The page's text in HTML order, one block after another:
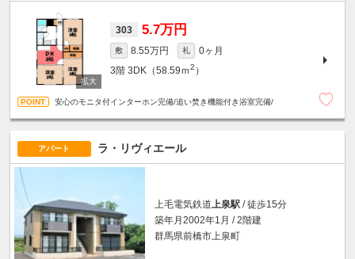
303 5.7万円
敷 8.55万円 礼
0ヶ月
3階 3DK（58.59ｍ2 ）
安心のモニタ付インターホン完備/追い焚き機能付き浴室完備/
アパート ラ・リヴィエール
上毛電気鉄道上泉駅 / 徒歩15分
築年月2002年1月 / 2階建
群馬県前橋市上泉町